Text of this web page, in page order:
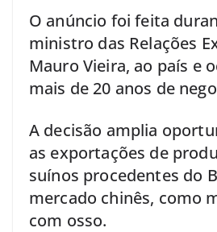
O anúncio foi feita
ministro das Relações
Mauro Vieira, ao país e
mais de 20 anos de
A decisão amplia
as exportações de
suínos procedentes do
mercado chinês, como
com osso.